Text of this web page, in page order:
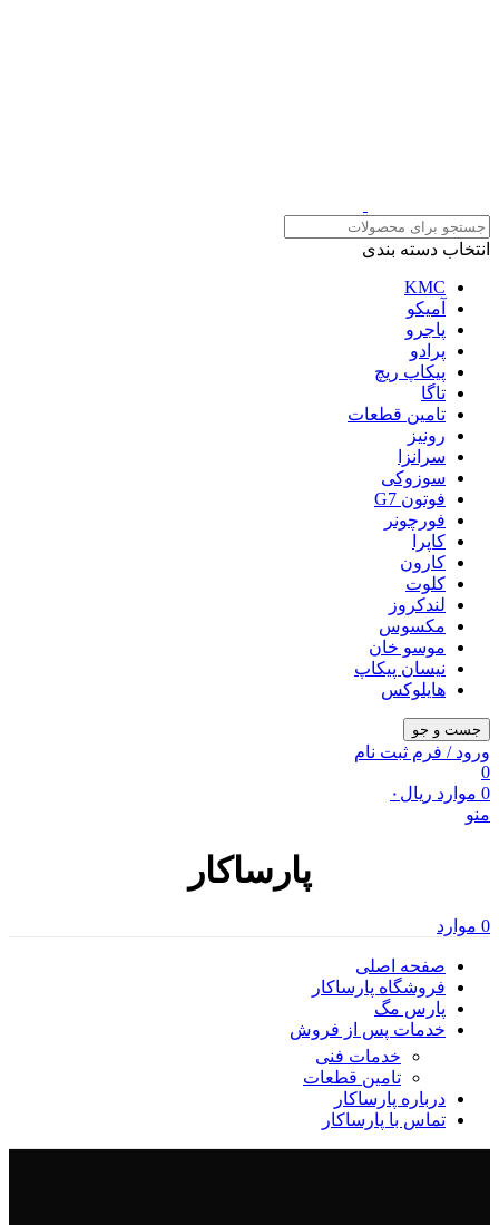
انتخاب دسته بندی
KMC
آمیکو
پاجرو
پرادو
پیکاپ ریچ
تاگا
تامین قطعات
رونیز
سرانزا
سوزوکی
فوتون G7
فورچونر
کاپرا
کارون
کلوت
لندکروز
مکسوس
موسو خان
نیسان پیکاپ
هایلوکس
جست و جو
ورود / فرم ثبت نام
0
0 موارد ریال ۰
منو
پارساکار
0 موارد
صفحه اصلی
فروشگاه پارساکار
پارس مگ
خدمات پس از فروش
خدمات فنی
تامین قطعات
درباره پارساکار
تماس با پارساکار